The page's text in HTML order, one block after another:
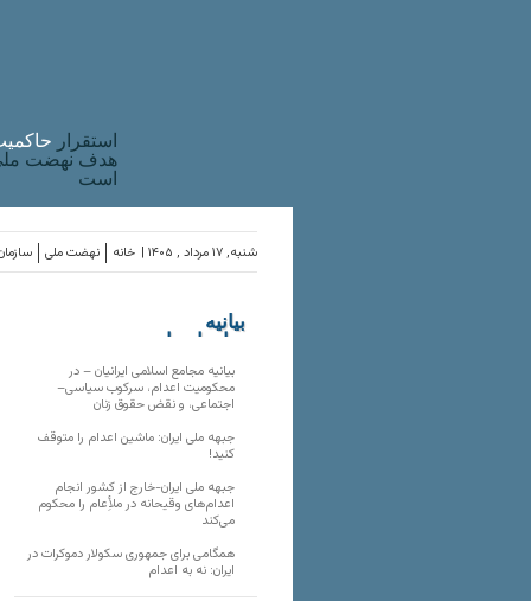
استقرار
هدف نهضت
است
نهضت ملی خانه شنبه, ۱۷ مرداد , ۱۴۰۵ |
بیانیه
سازمان‌های
بیانیه مجامع اسلامی ایرانیان – در
محکومیت اعدام، سرکوب سیاسی–
اجتماعی، و نقض حقوق زنان
جبهه ملی ایران: ماشین اعدام را متوقف
کنید!
جبهه ملی ایران-خارج از کشور انجام
اعدام‌های وقیحانه در ملأِعام را محکوم
می‌کند
همگامی برای جمهوری سکولار دموکرات در
ایران: نه به اعدام